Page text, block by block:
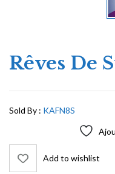
Rêves De
Sold By : KAFN8S
Add to wishlist